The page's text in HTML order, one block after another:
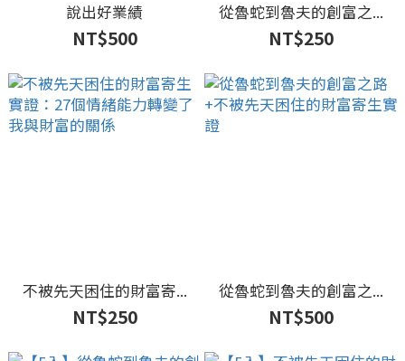
說出好業績
NT$500
從魯蛇到魯夫的創富之...
NT$250
不被先天困住的財富寄...
NT$250
從魯蛇到魯夫的創富之...
NT$500